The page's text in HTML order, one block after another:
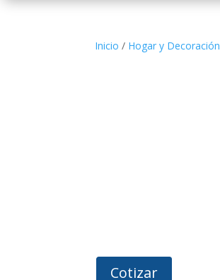
Inicio / Hogar y Decoración
Cotizar